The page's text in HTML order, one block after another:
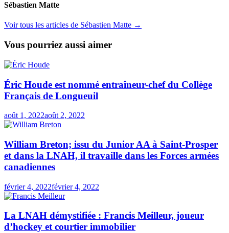
Sébastien Matte
Voir tous les articles de Sébastien Matte →
Vous pourriez aussi aimer
Éric Houde est nommé entraîneur-chef du Collège
Français de Longueuil
août 1, 2022août 2, 2022
William Breton; issu du Junior AA à Saint-Prosper
et dans la LNAH, il travaille dans les Forces armées
canadiennes
février 4, 2022février 4, 2022
La LNAH démystifiée : Francis Meilleur, joueur
d’hockey et courtier immobilier